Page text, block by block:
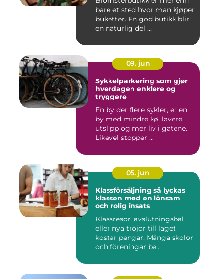
bare et sted hvor man kjøper
buketter. En god butikk blir
en naturlig del ...
09. jun
Sykkelparkering som gjør
hverdagen enklere og
tryggere
En by der flere sykler, er en
by med mindre kø, lavere
utslipp og mer liv i gatene.
Likevel stopper ...
05. jun
Klassförsäljning så lyckas
klassen med en lönsam
och rolig insats
Klassresor, avslutningsbal
eller nya tröjor till laget
kostar pengar. Många skolor
och föreningar be...